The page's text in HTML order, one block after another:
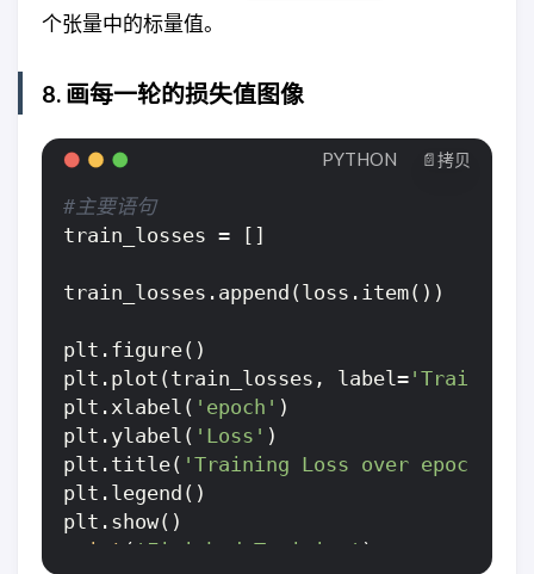
个张量中的标量值。
8. 画每一轮的损失值图像
#主要语句
train_losses = []
train_losses.append(loss.item())
plt.figure()
plt.plot(train_losses, label= 'Training
plt.xlabel( 'epoch' )
plt.ylabel( 'Loss' )
plt.title( 'Training Loss over epoch'
plt.legend()
print ( 'Finished Training' )
📄拷贝
PYTHON